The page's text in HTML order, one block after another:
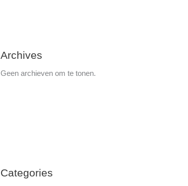
Archives
Geen archieven om te tonen.
Categories